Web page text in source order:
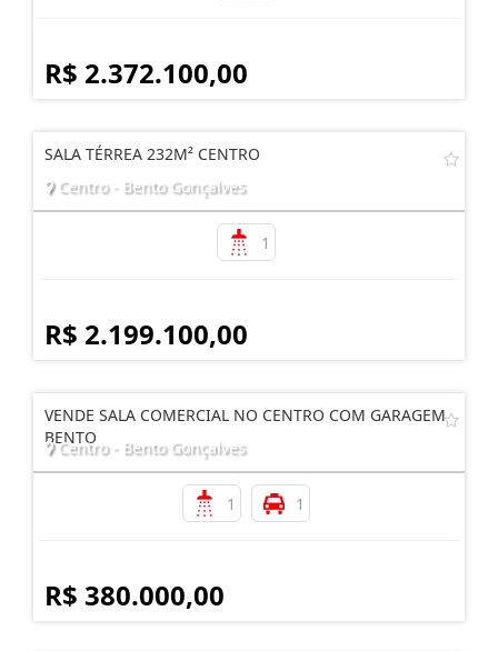
R$ 2.372.100,00
SALA TÉRREA 232M² CENTRO
Centro - Bento Gonçalves
1
R$ 2.199.100,00
VENDE SALA COMERCIAL NO CENTRO COM GARAGEM
BENTO
Centro - Bento Gonçalves
1 1
R$ 380.000,00